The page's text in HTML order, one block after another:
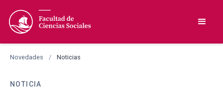
Novedades / Noticias
NOTICIA